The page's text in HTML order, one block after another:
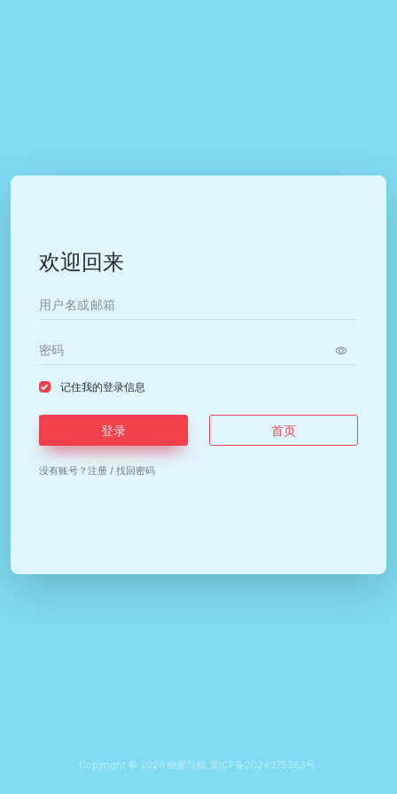
欢迎回来
记住我的登录信息
登录 首页
没有账号？ 注册 / 找回密码
Copyright © 2026 晓鹏导航 冀ICP备2024075363号